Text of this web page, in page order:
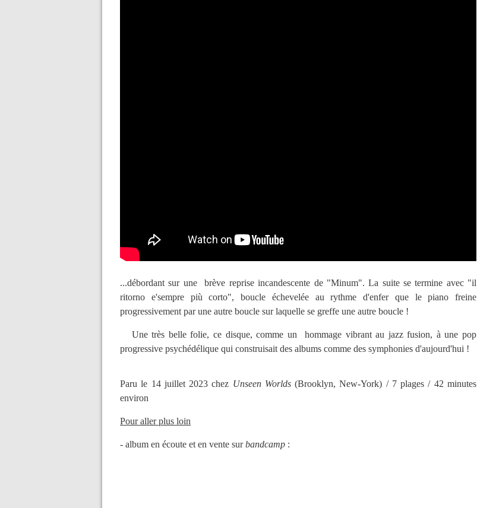
...débordant sur une brève reprise incandescente de "Minum". La suite se termine avec "il
ritorno e'sempre più corto", boucle échevelée au rythme d'enfer que le piano freine
progressivement par une autre boucle sur laquelle se greffe une autre boucle !
Une très belle folie, ce disque, comme un hommage vibrant au jazz fusion, à une pop
progressive psychédélique qui construisait des albums comme des symphonies d'aujourd'hui !
Paru le 14 juillet 2023 chez Unseen Worlds(Brooklyn, New-York) / 7 plages / 42 minutes
environ
Pour aller plus loin
- album en écoute et en vente surbandcamp :